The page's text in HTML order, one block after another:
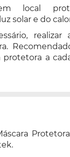
local
solar e do
protetora a